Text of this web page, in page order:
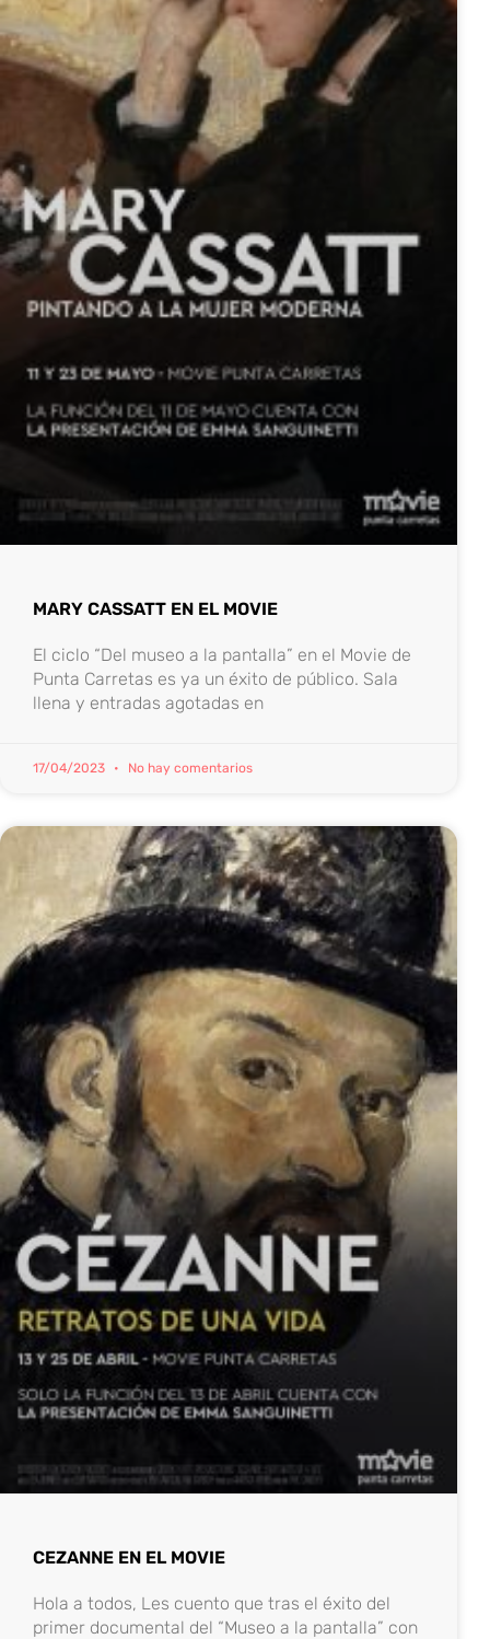
MARY CASSATT EN EL MOVIE
El ciclo “Del museo a la pantalla” en el Movie de
Punta Carretas es ya un éxito de público. Sala
llena y entradas agotadas en
17/04/2023 No hay comentarios
CEZANNE EN EL MOVIE
Hola a todos, Les cuento que tras el éxito del
primer documental del “Museo a la pantalla” con